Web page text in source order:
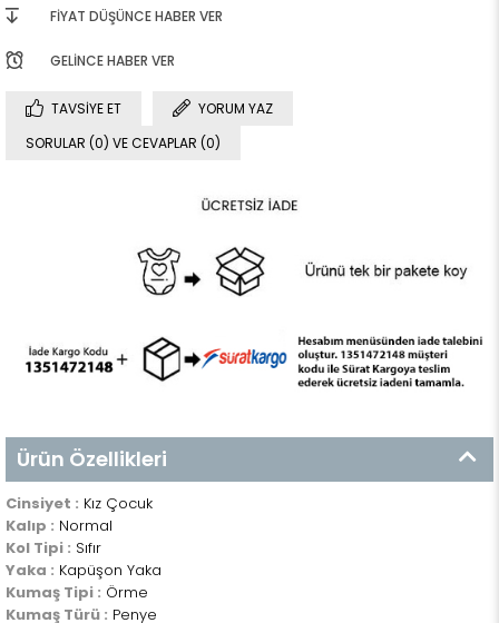
FIYAT DÜŞÜNCE HABER VER
GELINCE HABER VER
TAVSIYE ET
YORUM YAZ
SORULAR (0) VE CEVAPLAR (0)
Ürün Özellikleri
Cinsiyet : Kız Çocuk
Kalıp : Normal
Kol Tipi : Sıfır
Yaka : Kapüşon Yaka
Kumaş Tipi : Örme
Kumaş Türü : Penye